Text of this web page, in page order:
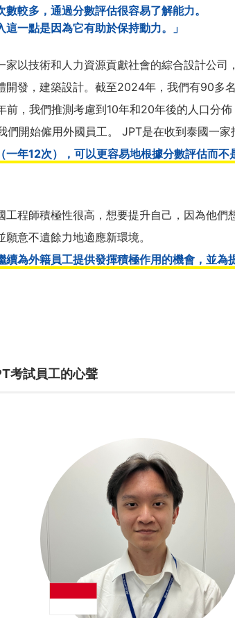
數較多，通過分數評估很容易了解能力。
這一點是因為它有助於保持動力。」
家以技術和人力資源貢獻社會的綜合設計公
開發，建築設計。截至2024年，我們有90多名
前，我們推測考慮到10年和20年後的人口分
們開始僱用外國員工。 JPT是在收到泰國一家
一年12次），可以更容易地根據分數評估而
工程師積極性很高，想要提升自己，因為他
願意不遺餘力地適應新環境。
續為外籍員工提供發揮積極作用的機會，並為
考試員工的心聲